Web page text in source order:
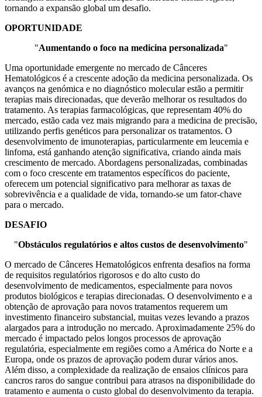
tornando a expansão global um desafio.
OPORTUNIDADE
"Aumentando o foco na medicina personalizada"
Uma oportunidade emergente no mercado de Cânceres
Hematológicos é a crescente adoção da medicina personalizada. Os
avanços na genómica e no diagnóstico molecular estão a permitir
terapias mais direcionadas, que deverão melhorar os resultados do
tratamento. As terapias farmacológicas, que representam 40% do
mercado, estão cada vez mais migrando para a medicina de precisão,
utilizando perfis genéticos para personalizar os tratamentos. O
desenvolvimento de imunoterapias, particularmente em leucemia e
linfoma, está ganhando atenção significativa, criando ainda mais
crescimento de mercado. Abordagens personalizadas, combinadas
com o foco crescente em tratamentos específicos do paciente,
oferecem um potencial significativo para melhorar as taxas de
sobrevivência e a qualidade de vida, tornando-se um fator-chave
para o mercado.
DESAFIO
"Obstáculos regulatórios e altos custos de desenvolvimento"
O mercado de Cânceres Hematológicos enfrenta desafios na forma
de requisitos regulatórios rigorosos e do alto custo do
desenvolvimento de medicamentos, especialmente para novos
produtos biológicos e terapias direcionadas. O desenvolvimento e a
obtenção de aprovação para novos tratamentos requerem um
investimento financeiro substancial, muitas vezes levando a prazos
alargados para a introdução no mercado. Aproximadamente 25% do
mercado é impactado pelos longos processos de aprovação
regulatória, especialmente em regiões como a América do Norte e a
Europa, onde os prazos de aprovação podem durar vários anos.
Além disso, a complexidade da realização de ensaios clínicos para
cancros raros do sangue contribui para atrasos na disponibilidade do
tratamento e aumenta o custo global do desenvolvimento da terapia.